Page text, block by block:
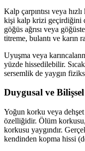
Kalp çarpıntısı veya
kişi kalp krizi geçirdiğini
göğüs ağrısı veya
titreme, bulantı ve karın
Uyuşma veya
yüzde hissedilebilir.
sersemlik de yaygın
Duygusal ve
Yoğun korku veya
özelliğidir. Ölüm
korkusu yaygındır.
kendinden kopma hissi